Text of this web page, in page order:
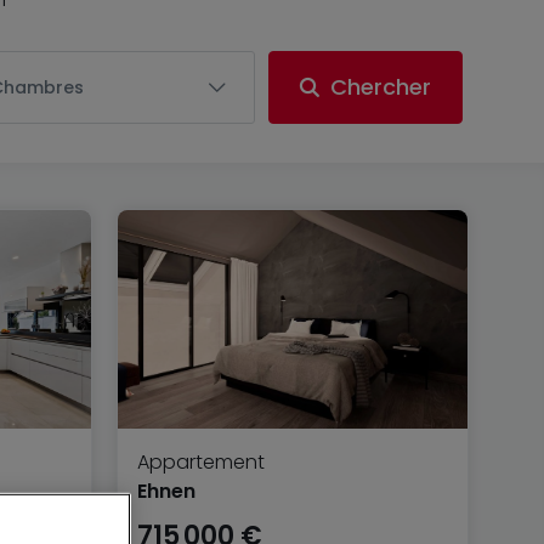
Chercher
Appartement
Ehnen
715 000 €